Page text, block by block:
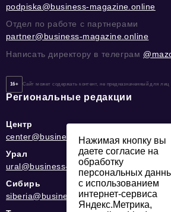
podpiska@business-magazine.online
Отдел по работе с партнерами
partner@business-magazine.online
Написать директору в телеграм
16+ Сайт может содержать контент, не предназначенный для
Региональные редакции
Центр
center@business-magazine.online
Урал
ural@business-magazine.online
Сибирь
siberia@business-magazine.online
Нажимая кнопку вы
даете согласие на
обработку
персональных
с использованием
интернет-сервиса
Яндекс.Метрика,